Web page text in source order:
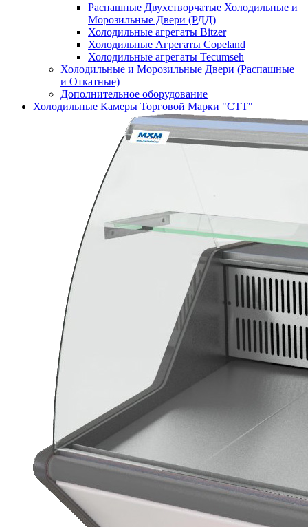
Распашные Двухстворчатые Холодильные и
Морозильные Двери (РДД)
Холодильные агрегаты Bitzer
Холодильные Агрегаты Copeland
Холодильные агрегаты Tecumseh
Холодильные и Морозильные Двери (Распашные
и Откатные)
Дополнительное оборудование
Холодильные Камеры Торговой Марки "СТТ"